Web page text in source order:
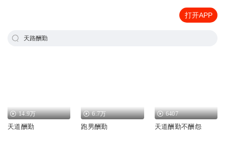
打开APP
天路酬勤
14.9万
天道酬勤
6.7万
跑男酬勤
6407
天道酬勤不酬怨